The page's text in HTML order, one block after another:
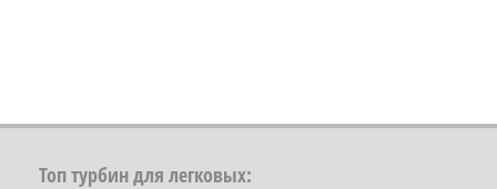
Топ турбин для легковых: